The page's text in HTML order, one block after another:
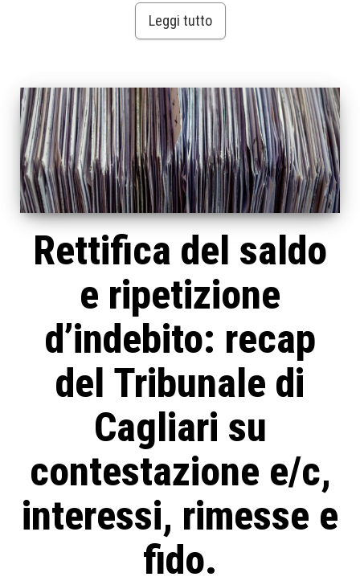
Leggi tutto
Rettifica del saldo
e ripetizione
d’indebito: recap
del Tribunale di
Cagliari su
contestazione e/c,
interessi, rimesse e
fido.